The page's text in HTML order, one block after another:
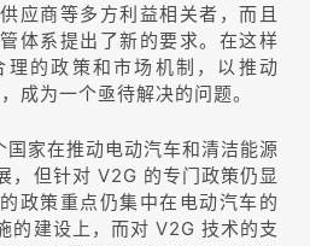
应商等多方利益相关者，而且
体系提出了新的要求。在这样
理的政策和市场机制，以推动
成为一个亟待解决的问题。
国家在推动电动汽车和清洁能源
，但针对 V2G 的专门政策仍显
政策重点仍集中在电动汽车的
的建设上，而对 V2G 技术的支